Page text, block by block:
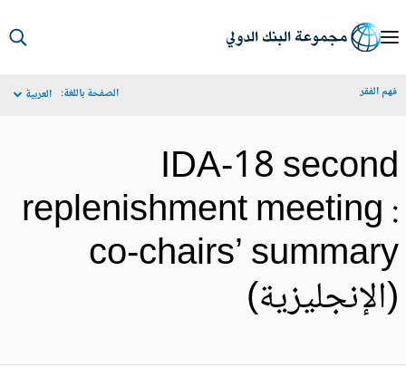
الفقر الصفحة باللغة: العربية
IDA-18
replenishment
co-chairs’